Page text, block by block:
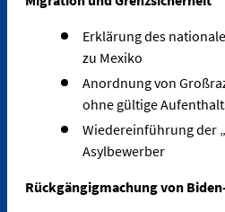
Erklärung des
zu Mexiko
Anordnung von
ohne gültige
Wiedereinführung der
Asylbewerber
Rückgängigmachung von